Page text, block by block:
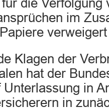
die Verfolgung
im
Klagen der
hat der
in
in